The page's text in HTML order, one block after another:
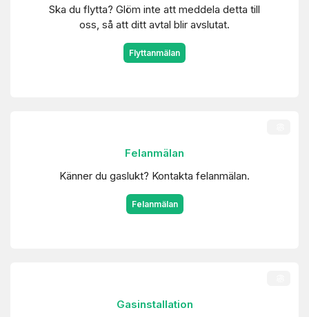
Ska du flytta? Glöm inte att meddela detta till
oss, så att ditt avtal blir avslutat.
Flyttanmälan
Felanmälan
Känner du gaslukt? Kontakta felanmälan.
Felanmälan
Gasinstallation